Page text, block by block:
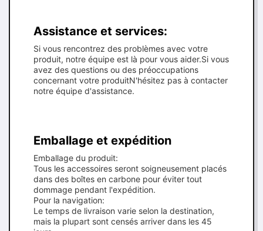
Assistance et services:
Si vous rencontrez des problèmes avec votre
produit, notre équipe est là pour vous aider.Si vous
avez des questions ou des préoccupations
concernant votre produitN'hésitez pas à contacter
notre équipe d'assistance.
Emballage et expédition
Emballage du produit:
Tous les accessoires seront soigneusement placés
dans des boîtes en carbone pour éviter tout
dommage pendant l'expédition.
Pour la navigation:
Le temps de livraison varie selon la destination,
mais la plupart sont censés arriver dans les 45